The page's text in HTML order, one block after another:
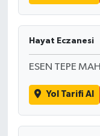
Hayat Eczanesi
ESEN TEPE
Yol Tarifi Al